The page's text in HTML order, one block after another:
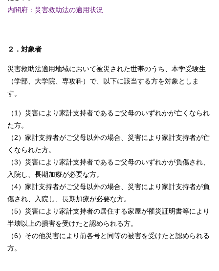
内閣府：災害救助法の適用状況
２．対象者
災害救助法適用地域において被災された世帯のうち、本学受験生
（学部、大学院、専攻科）で、以下に該当する方を対象としま
す。
（1）災害により家計支持者であるご父母のいずれかが亡くなられ
た方。
（2）家計支持者がご父母以外の場合、災害により家計支持者が亡
くなられた方。
（3）災害により家計支持者であるご父母のいずれかが負傷され、
入院し、長期加療が必要な方。
（4）家計支持者がご父母以外の場合、災害により家計支持者が負
傷され、入院し、長期加療が必要な方。
（5）災害により家計支持者の居住する家屋が罹災証明書等により
半壊以上の損害を受けたと認められる方。
（6）その他災害により前各号と同等の被害を受けたと認められる
方。